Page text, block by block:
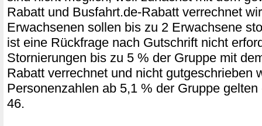
Rabatt und Busfahrt.de-Rabatt verrechnet
Erwachsenen sollen bis zu 2 Erwachsene
ist eine Rückfrage nach Gutschrift nicht
Stornierungen bis zu 5 % der Gruppe mit
Rabatt verrechnet und nicht gutgeschrieben
Personenzahlen ab 5,1 % der Gruppe
46.